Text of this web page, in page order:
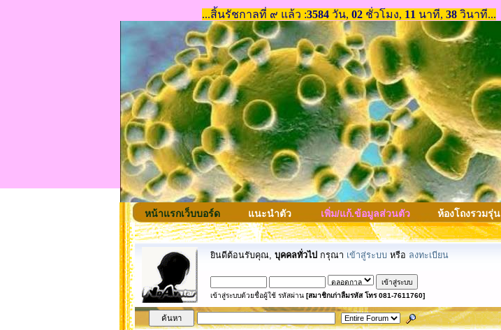
หน้าแรกเว็บบอร์ด แนะนำตัว เพิ่ม/แก้.ข้อมูลส่วนตัว ห้องโถงรวมรุ่น
ยินดีต้อนรับคุณ, บุคคลทั่วไป กรุณา เข้าสู่ระบบ หรือ ลงทะเบียน
เข้าสู่ระบบด้วยชื่อผู้ใช้ รหัสผ่าน [สมาชิกเก่าลืมรหัส โทร 081-7611760]